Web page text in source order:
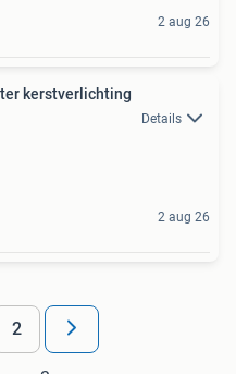
2 aug 26
kerstverlichting
Details
2 aug 26
2